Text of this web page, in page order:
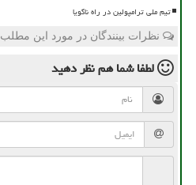
تیم ملی ترامپولین در راه ناگویا
نظرات بینندگان در مورد این مطلب
لطفا شما همنظر دهید